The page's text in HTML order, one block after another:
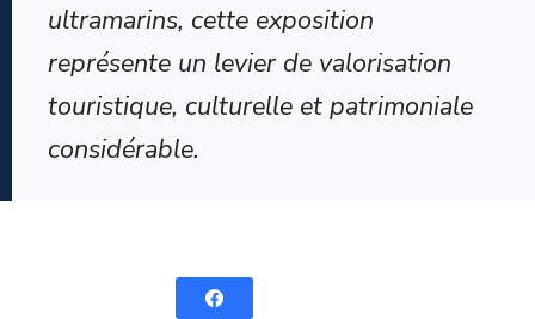
ultramarins, cette exposition
représente un levier de valorisation
touristique, culturelle et patrimoniale
considérable.